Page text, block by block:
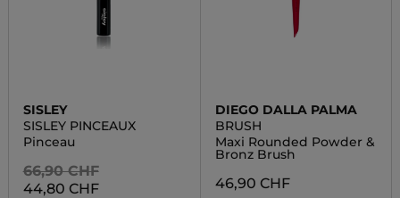
SISLEY
SISLEY PINCEAUX
Pinceau
66,90 CHF
44,80 CHF
DIEGO DALLA PALMA
BRUSH
Maxi Rounded Powder &
Bronz Brush
46,90 CHF